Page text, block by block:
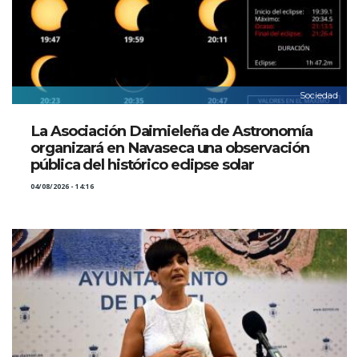
Sociedad
La Asociación Daimieleña de Astronomía
organizará en Navaseca una observación
pública del histórico eclipse solar
04/08/2026 - 14:16